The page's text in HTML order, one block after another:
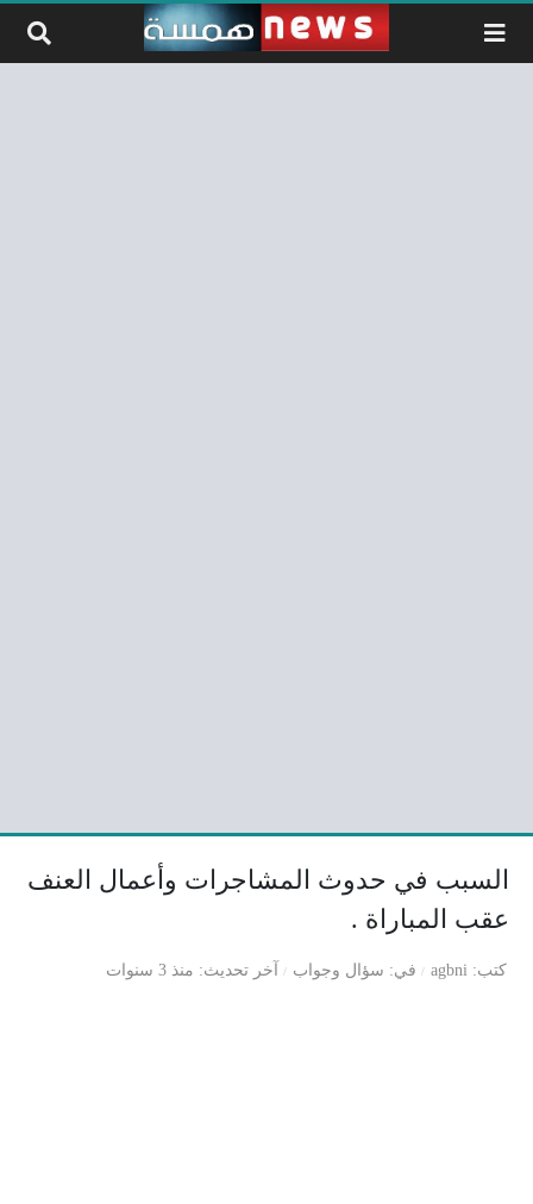
التخطي إلى المحتوى
السبب في حدوث المشاجرات وأعمال العنف
عقب المباراة .
كتب agbni في سؤال وجواب آخر تحديث منذ 3 سنوات